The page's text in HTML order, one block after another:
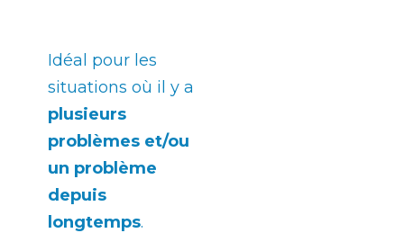
Idéal pour les
situations où il y a
plusieurs
problèmes et/ou
un problème
depuis
longtemps.